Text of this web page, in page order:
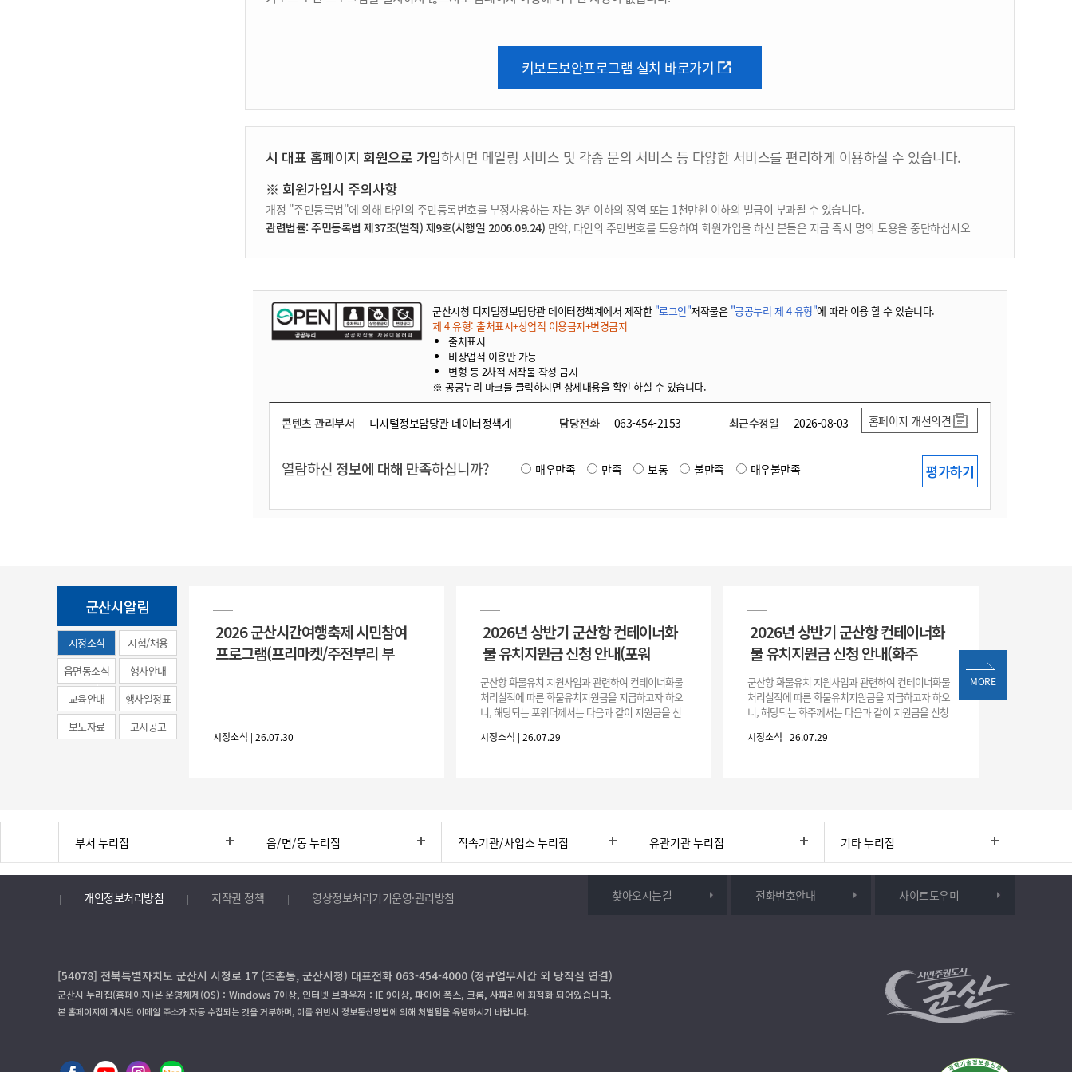
키보드보안프로그램 설치 바로가기
시 대표 홈페이지 회원으로 가입하시면 메일링 서비스 및 각종 문의 서비스 등 다양한 서비스를 편리하게 이용하실 수 있습니다.
※ 회원가입시 주의사항
개정 "주민등록법"에 의해 타인의 주민등록번호를 부정사용하는 자는 3년 이하의 징역 또는 1천만원 이하의 벌금이 부과될 수 있습니다.
관련법률: 주민등록법 제37조(벌칙) 제9호(시행일 2006.09.24) 만약, 타인의 주민번호를 도용하여 회원가입을 하신 분들은 지금 즉시 명의 도용을 중단하십시오
군산시청 디지털정보담당관 데이터정책계에서 제작한 "로그인"저작물은 "공공누리 제 4 유형"에 따라 이용 할 수 있습니다.
제 4 유형: 출처표시+상업적 이용금지+변경금지
출처표시
비상업적 이용만 가능
변형 등 2차적 저작물 작성 금지
※ 공공누리 마크를 클릭하시면 상세내용을 확인 하실 수 있습니다.
콘텐츠 관리부서 디지털정보담당관 데이터정책계 담당전화 063-454-2153 최근수정일 2026-08-03 홈페이지 개선의견
열람하신 정보에 대해 만족하십니까? 매우만족 만족 보통 불만족 매우불만족
군산시알림
시정소식
(municipal
news)
2026 군산시간여행축제 시민참여
프로그램(프리마켓/주전부리 부
시정소식 | 26.07.30
2026년 상반기 군산항 컨테이너화
물 유치지원금 신청 안내(포워
군산항 화물유치 지원사업과 관련하여 컨테이너화물
처리실적에 따른 화물유치지원금을 지급하고자 하오
니, 해당되는 포워더께서는 다음과 같이 지원금을 신
30.(6개
시정소식 | 26.07.29
2026년 상반기 군산항 컨테이너화
물 유치지원금 신청 안내(화주
군산항 화물유치 지원사업과 관련하여 컨테이너화물
처리실적에 따른 화물유치지원금을 지급하고자 하오
니, 해당되는 화주께서는 다음과 같이 지원금을 신청
(6개월
시정소식 | 26.07.29
MORE
시험/채용
읍면동소식
행사안내
교육안내
행사일정표
보도자료
고시공고
부서 누리집 읍/면/동 누리집 직속기관/사업소 누리집 유관기관 누리집 기타 누리집
개인정보처리방침 저작권 정책 영상정보처리기기운영·관리방침 찾아오시는길 전화번호안내 사이트도우미
[54078] 전북특별자치도 군산시 시청로 17 (조촌동, 군산시청) 대표전화 063-454-4000 (정규업무시간 외 당직실 연결)
군산시 누리집(홈페이지)은 운영체제(OS)：Windows 7이상, 인터넷 브라우저：IE 9이상, 파이어 폭스, 크롬, 사파리에 최적화 되어있습니다.
본 홈페이지에 게시된 이메일 주소가 자동 수집되는 것을 거부하며, 이를 위반시 정보통신망법에 의해 처벌됨을 유념하시기 바랍니다.